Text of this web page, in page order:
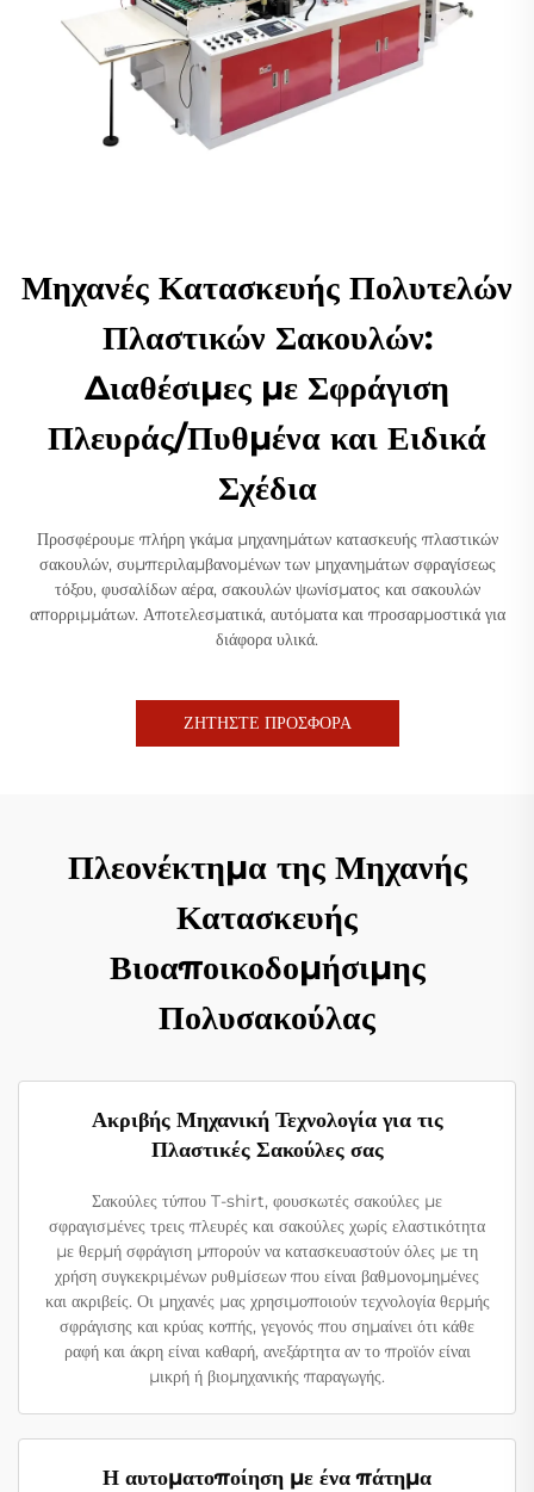
Μηχανές Κατασκευής Πολυτελών
Πλαστικών Σακουλών:
Διαθέσιμες με Σφράγιση
Πλευράς/Πυθμένα και Ειδικά
Σχέδια
Προσφέρουμε πλήρη γκάμα μηχανημάτων κατασκευής πλαστικών
σακουλών, συμπεριλαμβανομένων των μηχανημάτων σφραγίσεως
τόξου, φυσαλίδων αέρα, σακουλών ψωνίσματος και σακουλών
απορριμμάτων. Αποτελεσματικά, αυτόματα και προσαρμοστικά για
διάφορα υλικά.
ΖΗΤΗΣΤΕ ΠΡΟΣΦΟΡΑ
Πλεονέκτημα της Μηχανής
Κατασκευής
Βιοαποικοδομήσιμης
Πολυσακούλας
Ακριβής Μηχανική Τεχνολογία για τις
Πλαστικές Σακούλες σας
Σακούλες τύπου T-shirt, φουσκωτές σακούλες με
σφραγισμένες τρεις πλευρές και σακούλες χωρίς ελαστικότητα
με θερμή σφράγιση μπορούν να κατασκευαστούν όλες με τη
χρήση συγκεκριμένων ρυθμίσεων που είναι βαθμονομημένες
και ακριβείς. Οι μηχανές μας χρησιμοποιούν τεχνολογία θερμής
σφράγισης και κρύας κοπής, γεγονός που σημαίνει ότι κάθε
ραφή και άκρη είναι καθαρή, ανεξάρτητα αν το προϊόν είναι
μικρή ή βιομηχανικής παραγωγής.
Η αυτοματοποίηση με ένα πάτημα